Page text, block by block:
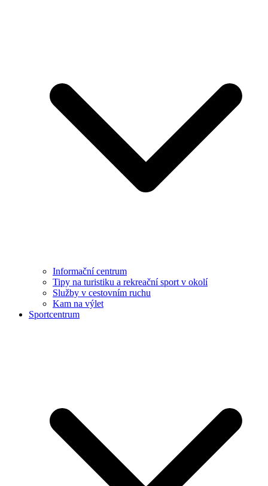
Informační centrum
Tipy na turistiku a rekreační sport v okolí
Služby v cestovním ruchu
Kam na výlet
Sportcentrum